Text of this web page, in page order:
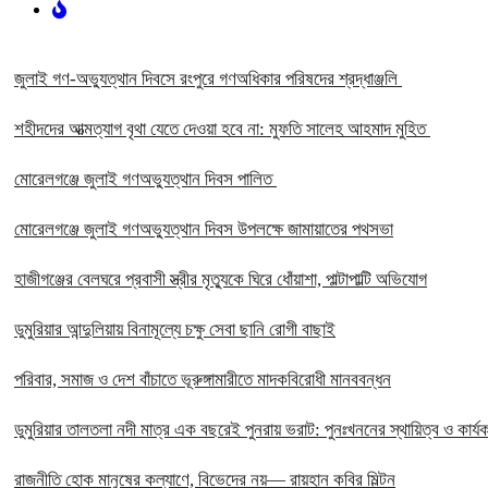
‎জুলাই গণ-অভ্যুত্থান দিবসে রংপুরে গণঅধিকার পরিষদের শ্রদ্ধাঞ্জলি ‎
‎শহীদদের আত্মত্যাগ বৃথা যেতে দেওয়া হবে না: মুফতি সালেহ আহমাদ মুহিত ‎
মোরেলগঞ্জে জুলাই গণঅভ্যুত্থান দিবস পালিত
মোরেলগঞ্জে জুলাই গণঅভ্যুত্থান দিবস উপলক্ষে জামায়াতের পথসভা
হাজীগঞ্জের বেলঘরে প্রবাসী স্ত্রীর মৃত্যুকে ঘিরে ধোঁয়াশা, পাল্টাপাল্টি অভিযোগ
ডুমুরিয়ার আন্দুলিয়ায় বিনামূল্যে চক্ষু সেবা ছানি রোগী বাছাই
পরিবার, সমাজ ও দেশ বাঁচাতে ভূরুঙ্গামারীতে মাদকবিরোধী মানববন্ধন
ডুমুরিয়ার তালতলা নদী মাত্র এক বছরেই পুনরায় ভরাট: পুনঃখননের স্থায়িত্ব ও
রাজনীতি হোক মানুষের কল্যাণে, বিভেদের নয়— রায়হান কবির মিল্টন